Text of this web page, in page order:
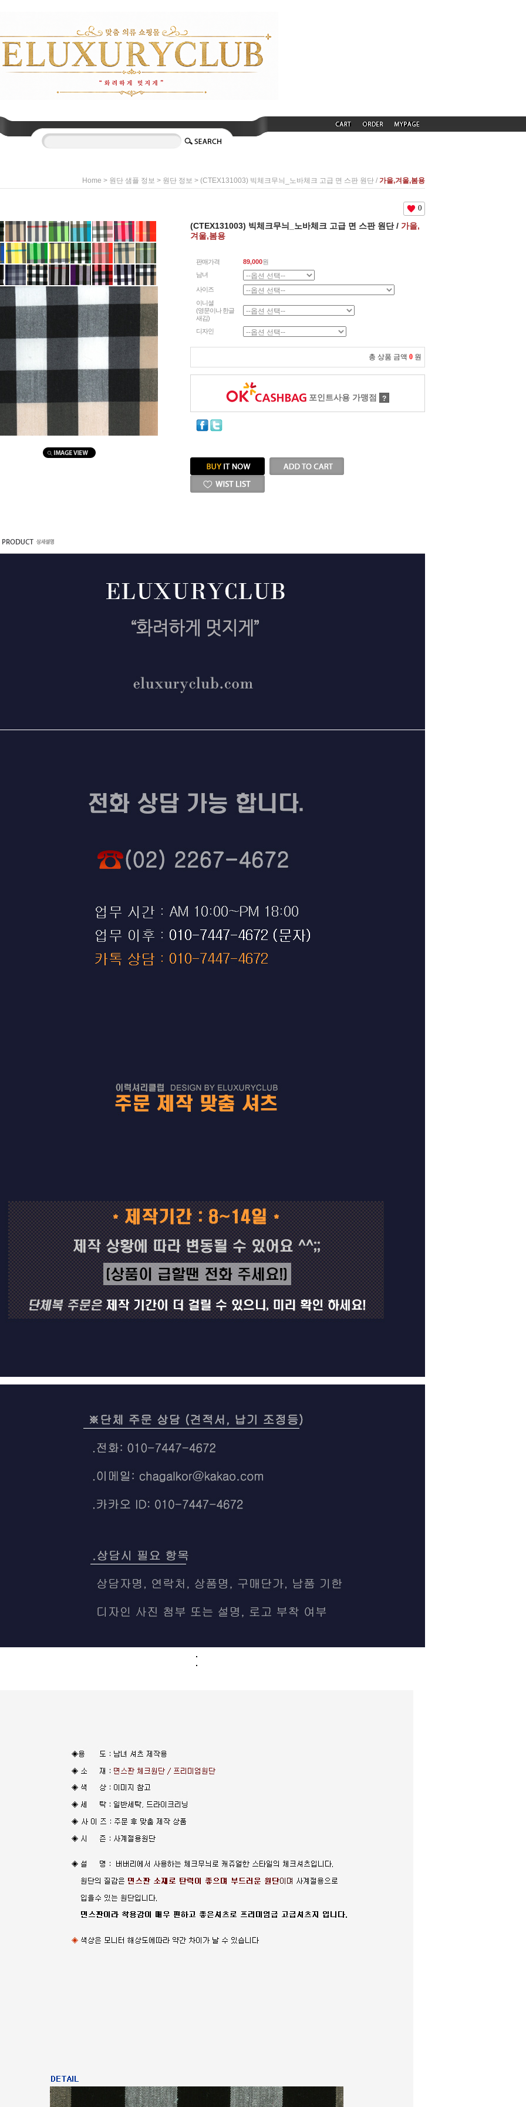
Home > 원단 샘플 정보 > 원단 정보 > (CTEX131003) 빅체크무늬_노바체크 고급 면 스판 원단 / 가을,겨울,봄용
0
(CTEX131003) 빅체크무늬_노바체크 고급 면 스판 원단 / 가을,
겨울,봄용
판매가격 89,000원
남녀
사이즈
이니셜
(영문이나 한글
새김)
디자인
총 상품 금액 0 원
포인트사용 가맹점 ?